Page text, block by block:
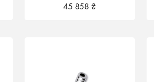
45 858 ₴
45 858 ₴